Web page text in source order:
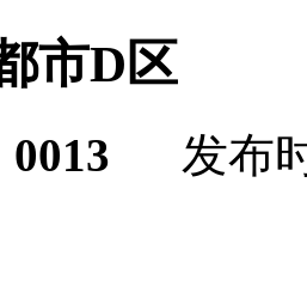
市D区
0013 发布时